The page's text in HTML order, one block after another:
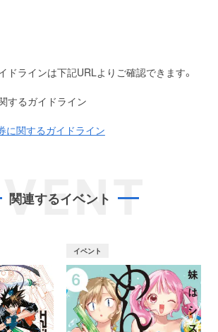
ドラインは下記URLよりご確認できます。
するガイドライン
に関するガイドライン
関連するイベント
イベント